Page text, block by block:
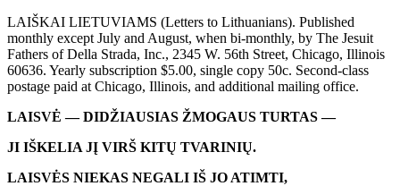
LAIŠKAI LIETUVIAMS (Letters to Lithuanians). Published
monthly except July and August, when bi-monthly, by The Jesuit
Fathers of Della Strada, Inc., 2345 W. 56th Street, Chicago, Illinois
60636. Yearly subscription $5.00, single copy 50c. Second-class
postage paid at Chicago, Illinois, and additional mailing office.
LAISVĖ — DIDŽIAUSIAS ŽMOGAUS TURTAS —
JI IŠKELIA JĮ VIRŠ KITŲ TVARINIŲ.
LAISVĖS NIEKAS NEGALI IŠ JO ATIMTI,